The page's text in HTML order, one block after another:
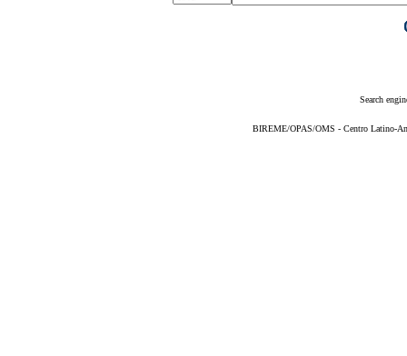
Search
BIREME/OPAS/OMS - Centro Latino-